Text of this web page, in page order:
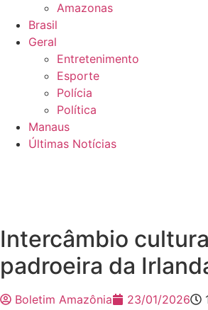
Amazonas
Brasil
Geral
Entretenimento
Esporte
Polícia
Política
Manaus
Últimas Notícias
Intercâmbio
padroeira da
Boletim Amazônia 23/01/2026